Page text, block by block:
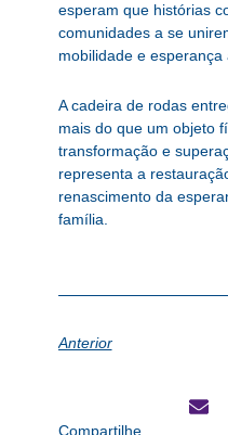
esperam que histórias
comunidades a se
mobilidade e esperança
A cadeira de rodas
mais do que um objeto
transformação e
representa a
renascimento da
família.
Anterior
Compartilhe